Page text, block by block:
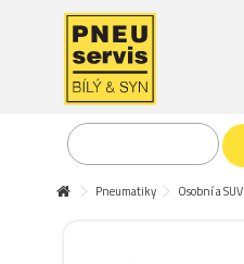
Pneumatiky Osobní a SUV